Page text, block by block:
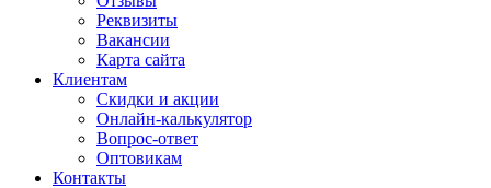
Реквизиты
Вакансии
Карта сайта
Клиентам
Скидки и акции
Онлайн-калькулятор
Вопрос-ответ
Оптовикам
Контакты